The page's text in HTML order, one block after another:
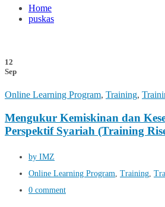
Home
puskas
12
Sep
Online Learning Program, Training,
Mengukur Kemiskinan dan
Perspektif Syariah (Training
by IMZ
Online Learning Program Training
0 comment